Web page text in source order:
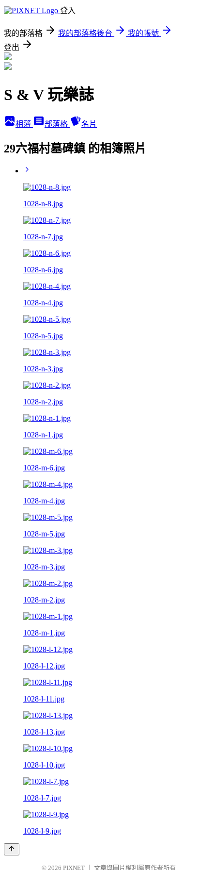
登入
我的部落格 我的部落格後台
我的帳號
登出
S & V 玩樂誌
相簿 部落格 名片
29六福村墓碑鎮 的相簿照片
1028-n-8.jpg
1028-n-7.jpg
1028-n-6.jpg
1028-n-4.jpg
1028-n-5.jpg
1028-n-3.jpg
1028-n-2.jpg
1028-n-1.jpg
1028-m-6.jpg
1028-m-4.jpg
1028-m-5.jpg
1028-m-3.jpg
1028-m-2.jpg
1028-m-1.jpg
1028-l-12.jpg
1028-l-11.jpg
1028-l-13.jpg
1028-l-10.jpg
1028-l-7.jpg
1028-l-9.jpg
© 2026 PIXNET 文章與圖片權利屬原作者所有